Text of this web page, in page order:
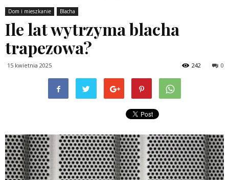
Dom i mieszkanie Blacha
Ile lat wytrzyma blacha
trapezowa?
15 kwietnia 2025 0
242